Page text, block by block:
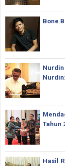
Bone
Tahun
Hasil